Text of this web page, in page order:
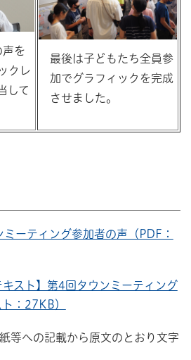
声を
クレ
して
最後は子どもたち全員参
加でグラフィックを完成
させました。
ーティング参加者の声（PDF：
キスト】第4回タウンミーティング
：27KB）
への記載から原文のとおり文字